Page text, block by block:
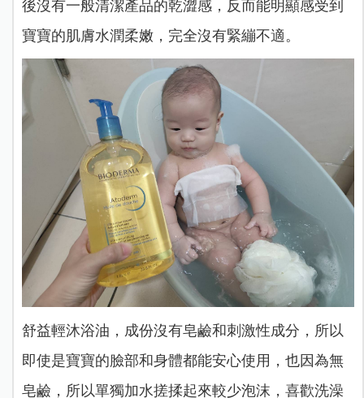
後沒有一般清潔產品的乾澀感，反而能明顯感受到
寶寶的肌膚水潤柔嫩，完全沒有緊繃不適。
舒益輕沐浴油，成份沒有皂鹼和刺激性成分，所以
即使是寶寶的臉部和身體都能安心使用，也因為無
皂鹼，所以單獨加水搓揉起來較少泡沫，喜歡洗澡